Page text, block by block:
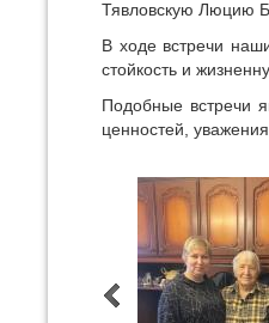
Тявловскую Люцию
В ходе встречи
стойкость и
Подобные встречи
ценностей,